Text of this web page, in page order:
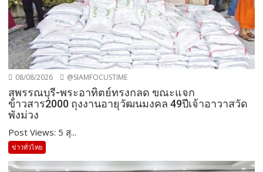
08/08/2026 @SIAMFOCUSTIME
สุพรรณบุรี-พระอาทิตย์ทรงกลด ขณะแจก
ข้าวสาร2000 ถุงงานอายุวัฒนมงคล 49ปีเจ้าอาวาสวัด
พังม่วง
Post Views: 5 สุ...
ข่าวทั่วไทย